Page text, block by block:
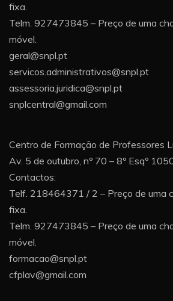
fixa.
Telm. 927473845 – Preço de uma
móvel.
geral@snpl.pt
servicos.administrativos@snpl.pt
assessoria.juridica@snpl.pt
snplcentral@gmail.com
Centro de Formação de Professores
Av. 5 de outubro, nº 70 – 8º Esqº
Contactos:
Telf. 218464371 / 2 – Preço de uma
fixa.
Telm. 927473845 – Preço de uma
móvel.
formacao@snpl.pt
cfplav@gmail.com